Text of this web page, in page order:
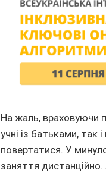
На жаль, враховуючи
учні із батьками,
повертатися. У
заняття